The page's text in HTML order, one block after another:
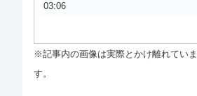
03:06
※記事内の画像は実際とかけ離れてい
す。